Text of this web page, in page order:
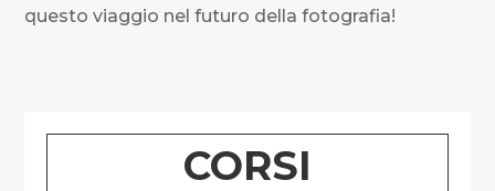
questo viaggio nel futuro della fotografia!
CORSI